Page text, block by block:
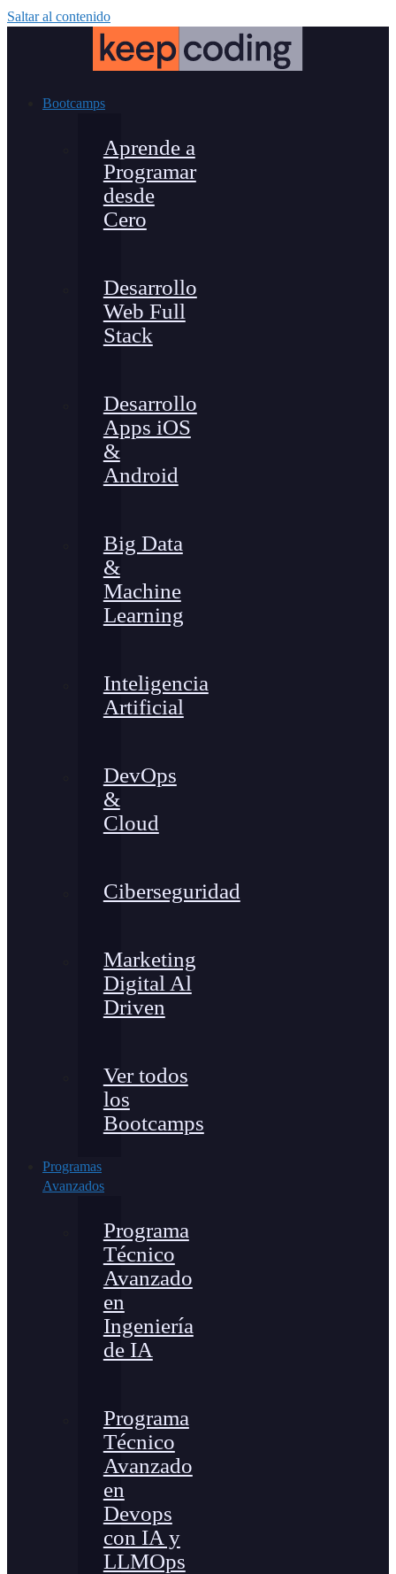
Saltar al contenido
Bootcamps
Aprende a
Programar
desde
Cero
Desarrollo
Web Full
Stack
Desarrollo
Apps iOS
&
Android
Big Data
&
Machine
Learning
Inteligencia
Artificial
DevOps
&
Cloud
Ciberseguridad
Marketing
Digital Al
Driven
Ver todos
los
Bootcamps
Programas
Avanzados
Programa
Técnico
Avanzado
en
Ingeniería
de IA
Programa
Técnico
Avanzado
en
Devops
con IA y
LLMOps